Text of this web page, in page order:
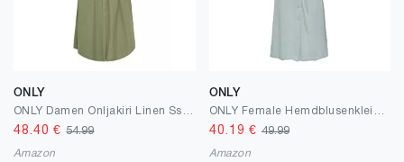
ONLY
48.40 €54.99
Amazon
ONLY
40.19 € 49.99
Amazon